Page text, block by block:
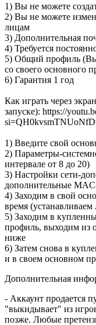
1) Вы не можете
2) Вы не можете
лицам
3) Дополнительная
4) Требуется
5) Общий профиль (Вы
со своего основного
6) Гарантия 1 год
Как играть через
запуске): https://
1) Введите свой
2) Параметры-
интервале от 8 до 20)
3) Настройки сети-
дополнительные
4) Заходим в свой
время
5) Заходим в
профиль, выходим из
ниже
6) Затем снова в
и в своем основном
Дополнительная
- Аккаунт продается
"выкидывает" из
позже. Любые